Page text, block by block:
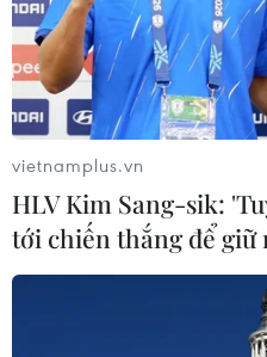
vietnamplus.vn
HLV Kim Sang-sik:
tới chiến thắng để giữ